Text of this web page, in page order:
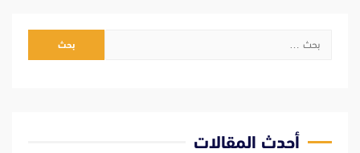
البحث
أحدث المقالات